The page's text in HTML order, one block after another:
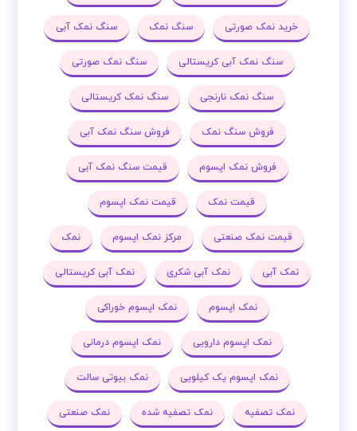
خرید نمک صورتی سنگ نمک سنگ نمک آبی
سنگ نمک آبی کریستالی سنگ نمک صورتی
سنگ نمک نارنجی سنگ نمک کریستالی
فروش سنگ نمک فروش سنگ نمک آبی
فروش نمک اپسوم قیمت سنگ نمک آبی
قیمت نمک قیمت نمک اپسوم
قیمت نمک صنعتی مرکز نمک اپسوم نمک
نمک آبی نمک آبی شکری نمک آبی کریستالی
نمک اپسوم نمک اپسوم خوراکی
نمک اپسوم دارویی نمک اپسوم درمانی
نمک اپسوم یک کیلویی نمک بیوتی سالت
نمک تصفیه نمک تصفیه شده نمک صنعتی